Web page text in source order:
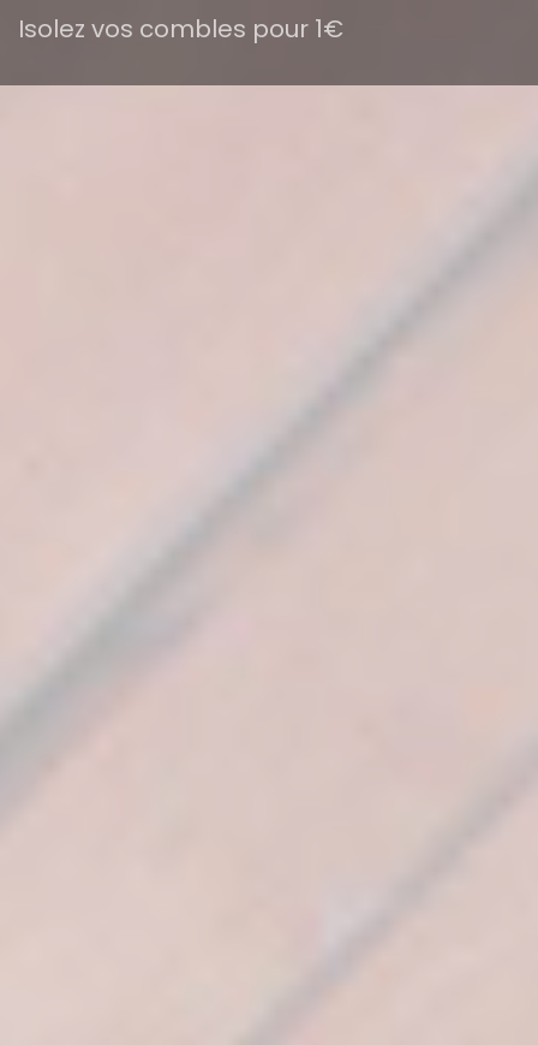
Isolez vos combles pour 1€